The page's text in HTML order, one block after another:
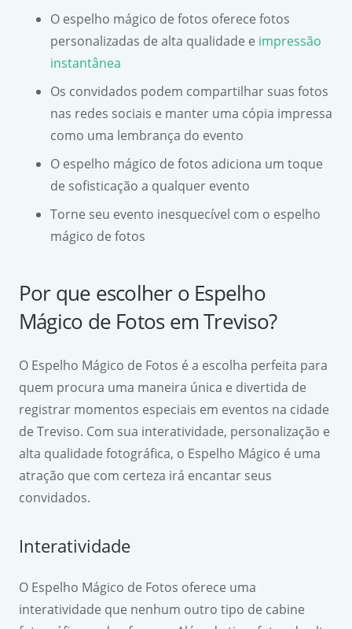
O espelho mágico de fotos oferece fotos
personalizadas de alta qualidade e impressão
instantânea
Os convidados podem compartilhar suas fotos
nas redes sociais e manter uma cópia impressa
como uma lembrança do evento
O espelho mágico de fotos adiciona um toque
de sofisticação a qualquer evento
Torne seu evento inesquecível com o espelho
mágico de fotos
Por que escolher o Espelho
Mágico de Fotos em Treviso?
O Espelho Mágico de Fotos é a escolha perfeita para
quem procura uma maneira única e divertida de
registrar momentos especiais em eventos na cidade
de Treviso. Com sua interatividade, personalização e
alta qualidade fotográfica, o Espelho Mágico é uma
atração que com certeza irá encantar seus
convidados.
Interatividade
O Espelho Mágico de Fotos oferece uma
interatividade que nenhum outro tipo de cabine